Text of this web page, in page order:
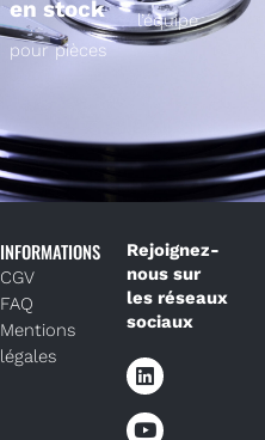
en stock
pour pièces
l’équipe
INFORMATIONS
CGV
FAQ
Mentions
légales
Rejoignez-
nous sur
les réseaux
sociaux